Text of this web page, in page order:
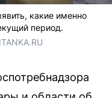
какие именно
период.